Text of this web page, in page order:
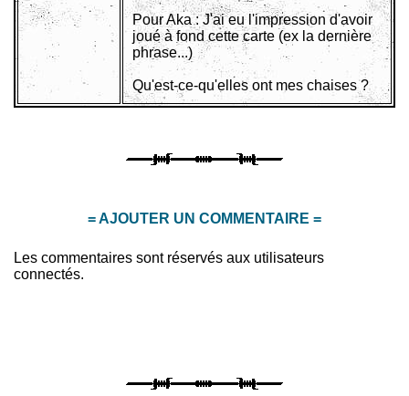
Pour Aka : J'ai eu l'impression d'avoir
joué à fond cette carte (ex la dernière
phrase...)
Qu'est-ce-qu'elles ont mes chaises ?
= AJOUTER UN COMMENTAIRE =
Les commentaires sont réservés aux utilisateurs
connectés.